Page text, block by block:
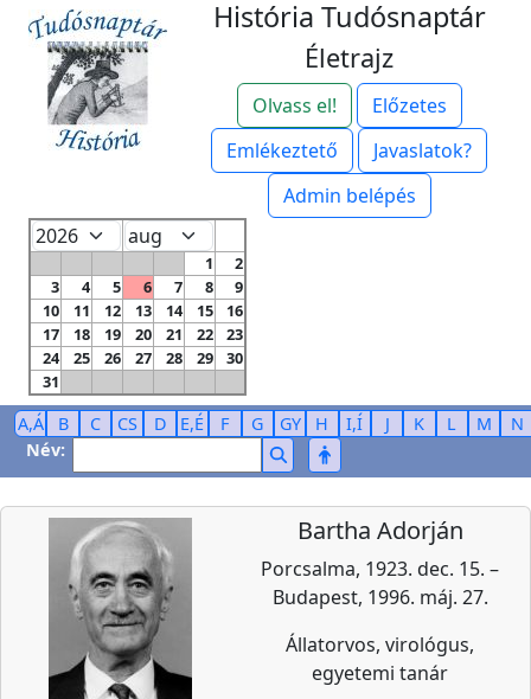
História Tudósnaptár
Életrajz
Olvass el!
Előzetes
Emlékeztető
Javaslatok?
Admin belépés
1
2
3
4 5 6 7 8
9
10
11 12 13 14 15
16
17
18 19 20 21 22
23
24
25 26 27 28 29
30
31
A,Á B C CS D E,É F G GY H I,Í J K L M
N
Név:
Bartha Adorján
Porcsalma, 1923. dec. 15. –
Budapest, 1996. máj. 27.
Állatorvos, virológus,
egyetemi tanár